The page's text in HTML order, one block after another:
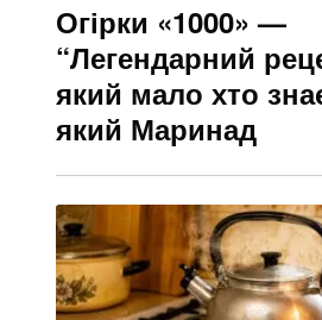
Огірки «1000» —
“Легендарний
який мало хто
який Маринад